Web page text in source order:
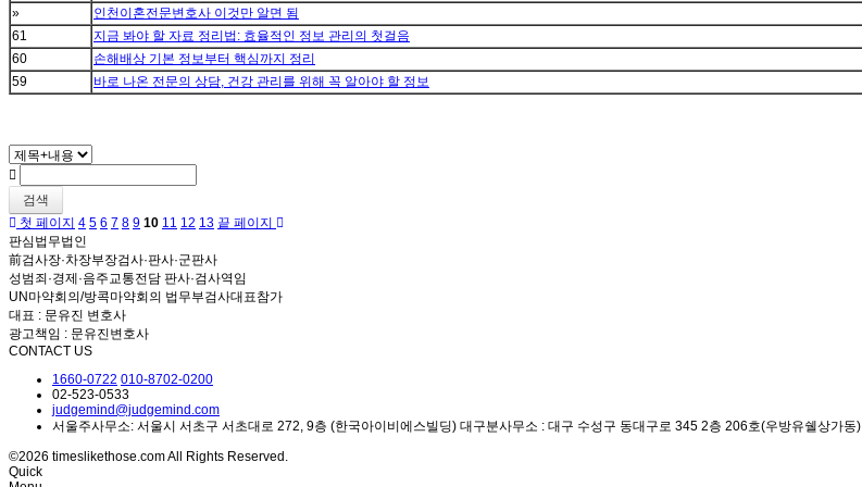
»
인천이혼전문변호사 이것만 알면 됨
61
지금 봐야 할 자료 정리법: 효율적인 정보 관리의 첫걸음
60
손해배상 기본 정보부터 핵심까지 정리
59
바로 나온 전문의 상담, 건강 관리를 위해 꼭 알아야 할 정보
검색
첫 페이지 4 5 6 7 8 9 10 11 12 13 끝 페이지
판심법무법인
前검사장·차장부장검사·판사·군판사
성범죄·경제·음주교통전담 판사·검사역임
UN마약회의/방콕마약회의 법무부검사대표참가
대표 : 문유진 변호사
광고책임 : 문유진변호사
CONTACT US
1660-0722 010-8702-0200
02-523-0533
judgemind@judgemind.com
서울주사무소: 서울시 서초구 서초대로 272, 9층 (한국아이비에스빌딩) 대구분사무소 : 대구 수성구 동대구로 345 2층 206호(우방유쉘상가동)
©2026 timeslikethose.com All Rights Reserved.
Quick